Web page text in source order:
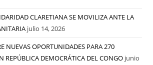
CLARETIANA SE MOVILIZA ANTE LA
julio 14, 2026
NUEVAS OPORTUNIDADES PARA 270
REPÚBLICA DEMOCRÁTICA DEL CONGO junio